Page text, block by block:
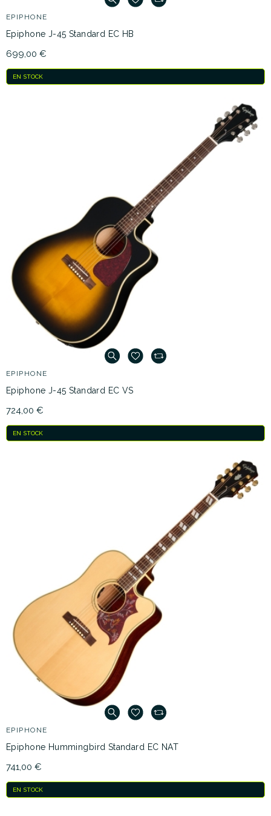
EPIPHONE
Epiphone J-45 Standard EC HB
699,00 €
EN STOCK
EPIPHONE
Epiphone J-45 Standard EC VS
724,00 €
EN STOCK
EPIPHONE
Epiphone Hummingbird Standard EC NAT
741,00 €
EN STOCK